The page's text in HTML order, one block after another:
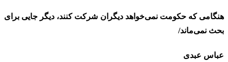
هنگامی که حکومت نمی‌خواهد دیگران شرکت کنند، دیگر جایی برای
بحث نمی‌ماند/
عباس عبدی